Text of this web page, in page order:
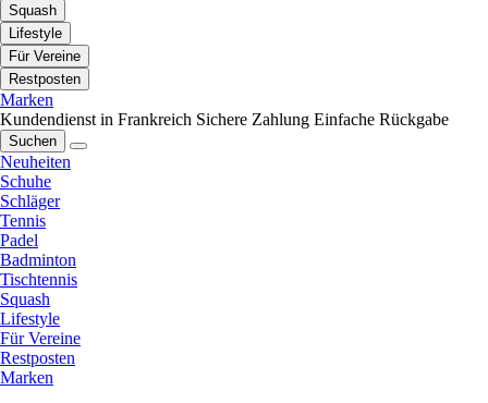
Squash
Lifestyle
Für Vereine
Restposten
Marken
Kundendienst in Frankreich Sichere Zahlung Einfache Rückgabe
Suchen
Neuheiten
Schuhe
Schläger
Tennis
Padel
Badminton
Tischtennis
Squash
Lifestyle
Für Vereine
Restposten
Marken